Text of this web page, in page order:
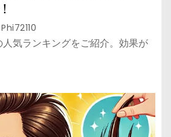
Phi72110
気ランキングをご紹介。効果が